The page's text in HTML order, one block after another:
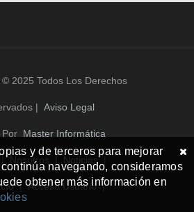
© 2025 Todos Los Derechos
| Aviso Legal
Por Master Informática
| Nosotros Noticias
| Acceso Usuario |
y de terceros para mejorar
navegando, consideramos
obtener más información en